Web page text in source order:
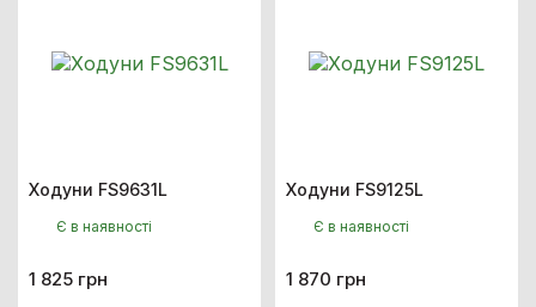
Ходуни FS9631L
Є в наявності
1 825 грн
Ходуни FS9125L
Є в наявності
1 870 грн